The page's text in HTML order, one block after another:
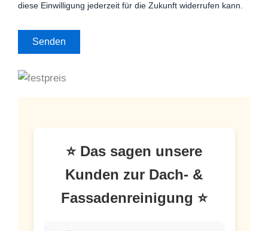
diese Einwilligung jederzeit für die Zukunft widerrufen kann.
⭐ Das sagen unsere
Kunden zur Dach- &
Fassadenreinigung ⭐